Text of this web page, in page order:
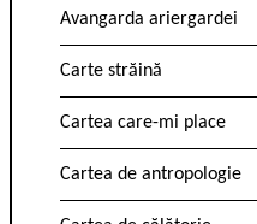
Avangarda ariergardei
Carte străină
Cartea care-mi place
Cartea de antropologie